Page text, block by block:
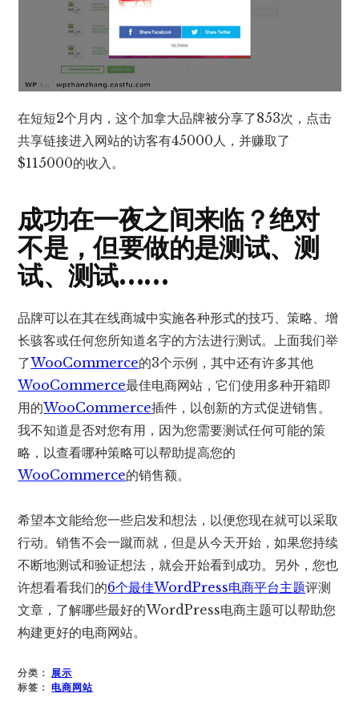
在短短2个月内，这个加拿大品牌被分享了853次，点击
共享链接进入网站的访客有45000人，并赚取了
$115000的收入。
成功在一夜之间来临？绝对
不是，但要做的是测试、测
试、测试……
品牌可以在其在线商城中实施各种形式的技巧、策略、增
长骇客或任何您所知道名字的方法进行测试。上面我们举
了WooCommerce的3个示例，其中还有许多其他
WooCommerce最佳电商网站，它们使用多种开箱即
用的WooCommerce插件，以创新的方式促进销售。
我不知道是否对您有用，因为您需要测试任何可能的策
略，以查看哪种策略可以帮助提高您的
WooCommerce的销售额。
希望本文能给您一些启发和想法，以便您现在就可以采取
行动。销售不会一蹴而就，但是从今天开始，如果您持续
不断地测试和验证想法，就会开始看到成功。另外，您也
许想看看我们的6个最佳WordPress电商平台主题评测
文章，了解哪些最好的WordPress电商主题可以帮助您
构建更好的电商网站。
分类： 展示
标签：电商网站